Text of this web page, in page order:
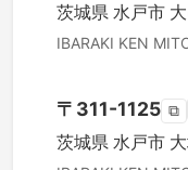
茨城県 水戸市
IBARAKI KEN
〒 311-1125 ⧉
茨城県 水戸市